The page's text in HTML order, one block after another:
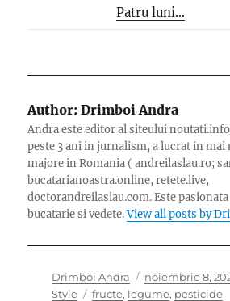
Patru luni...
Author: Drimboi Andra
Andra este editor al siteului
peste 3 ani in jurnalism, a lucrat in mai
majore in Romania ( andreilaslau.ro;
bucatarianoastra.online, retete.live,
doctorandreilaslau.com. Este
bucatarie si vedete.View all posts by
Author
Drimboi Andra
Posted
on
noiembrie 8,
Style
Tags
fructe, legume, pesticide